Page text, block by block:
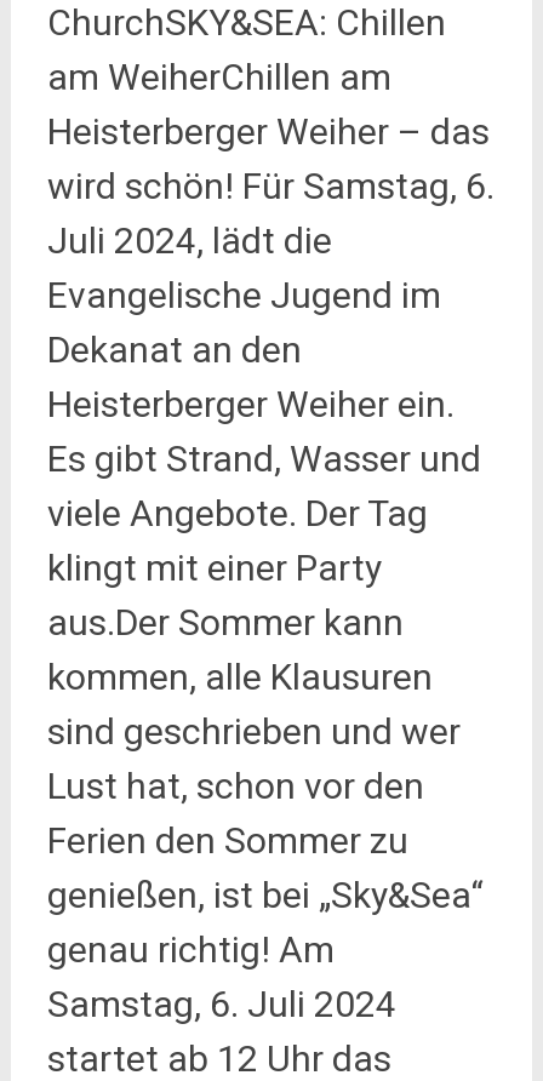
ChurchSKY&SEA: Chillen
am WeiherChillen am
Heisterberger Weiher – das
wird schön! Für Samstag, 6.
Juli 2024, lädt die
Evangelische Jugend im
Dekanat an den
Heisterberger Weiher ein.
Es gibt Strand, Wasser und
viele Angebote. Der Tag
klingt mit einer Party
aus.Der Sommer kann
kommen, alle Klausuren
sind geschrieben und wer
Lust hat, schon vor den
Ferien den Sommer zu
genießen, ist bei „Sky&Sea“
genau richtig! Am
Samstag, 6. Juli 2024
startet ab 12 Uhr das